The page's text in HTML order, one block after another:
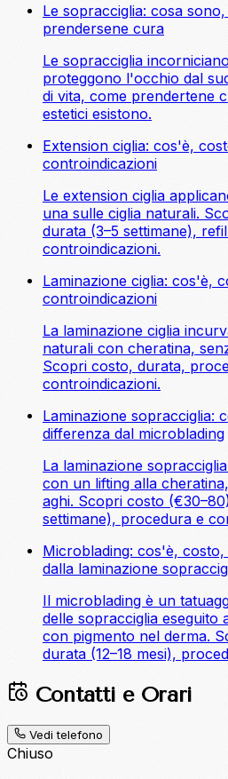
Le sopracciglia: cosa
prendersene cura
Le sopracciglia
proteggono l'occhio dal
di vita, come prendertene
estetici esistono.
Extension ciglia: cos'è,
controindicazioni
Le extension ciglia
una sulle ciglia naturali.
durata (3–5 settimane),
controindicazioni.
Laminazione ciglia: cos'è,
controindicazioni
La laminazione ciglia
naturali con cheratina,
Scopri costo, durata,
controindicazioni.
Laminazione sopracciglia:
differenza dal microblading
La laminazione
con un lifting alla
aghi. Scopri costo
settimane), procedura e
Microblading: cos'è,
dalla laminazione
Il microblading è un
delle sopracciglia eseguito
con pigmento nel derma.
durata (12–18 mesi),
Contatti e Orari
Vedi telefono
Chiuso